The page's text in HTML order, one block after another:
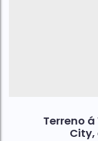
Terreno
City,